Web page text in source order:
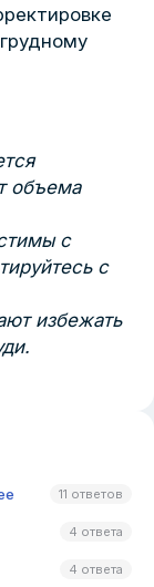
объема
с
с
избежать
11 ответов
4 ответа
4 ответа